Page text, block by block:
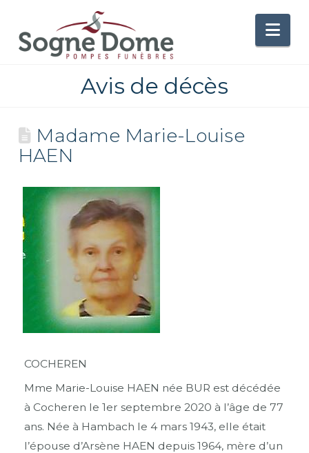
Avis de décès
Madame Marie-Louise
HAEN
COCHEREN
Mme Marie-Louise HAEN née BUR est décédée
à Cocheren le 1er septembre 2020 à l’âge de 77
ans. Née à Hambach le 4 mars 1943, elle était
l’épouse d’Arsène HAEN depuis 1964, mère d’un